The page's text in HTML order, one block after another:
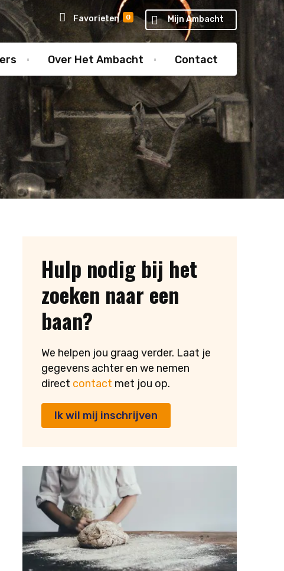
Mijn Ambacht
Favorieten 0
Over Het Ambacht Contact
Hulp nodig bij het
zoeken naar een
baan?
We helpen jou graag verder. Laat je
gegevens achter en we nemen
direct contact met jou op.
Ik wil mij inschrijven